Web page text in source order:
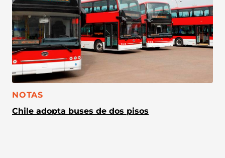
CATEGORÍA:
NOTAS
Chile adopta buses de dos pisos